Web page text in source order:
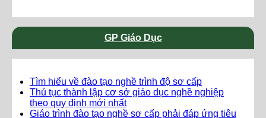
GP Giáo Dục
Tìm hiểu về đào tạo nghề trình độ sơ cấp
Thủ tục thành lập cơ sở giáo dục nghề nghiệp
theo quy định mới nhất
Giáo trình đào tạo nghề sơ cấp phải đáp ứng tiêu